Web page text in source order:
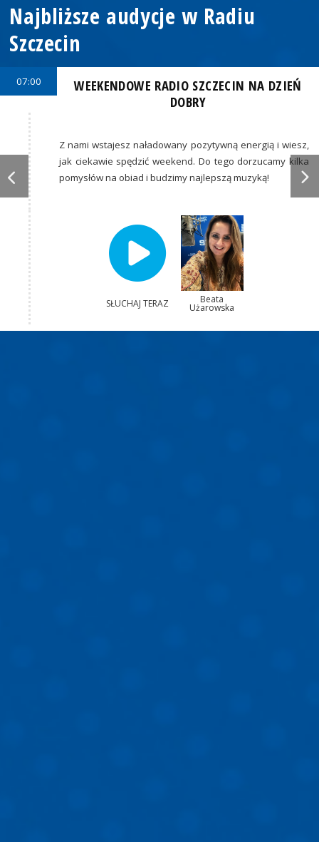
Najbliższe audycje w Radiu
Szczecin
07:00
WEEKENDOWE RADIO SZCZECIN NA DZIEŃ
DOBRY
Z nami wstajesz naładowany pozytywną energią i wiesz,
jak ciekawie spędzić weekend. Do tego dorzucamy kilka
pomysłów na obiad i budzimy najlepszą muzyką!
SŁUCHAJ TERAZ Beata
Użarowska